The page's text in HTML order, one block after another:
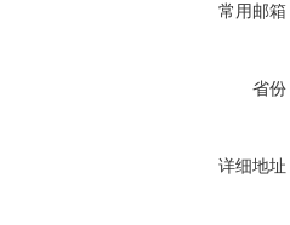
常用邮箱
省份
详细地址